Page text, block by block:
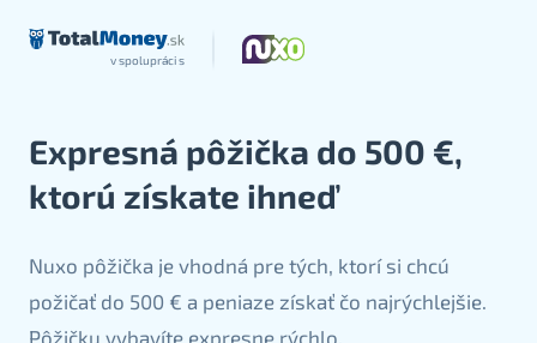
v spolupráci s
Expresná pôžička do 500 €,
ktorú získate ihneď
Nuxo pôžička je vhodná pre tých, ktorí si chcú
požičať do 500 € a peniaze získať čo najrýchlejšie.
Pôžičku vybavíte expresne rýchlo,